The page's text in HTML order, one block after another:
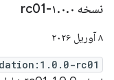
نسخه ۱ .۰.۰-rc01
۸ آوریل ۲۰۲۶
rc01